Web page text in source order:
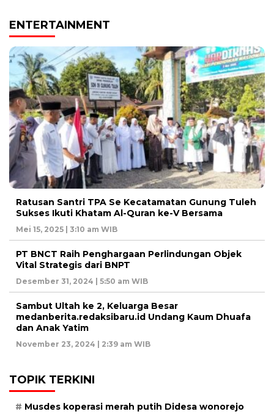
ENTERTAINMENT
Ratusan Santri TPA Se Kecatamatan Gunung Tuleh
Sukses Ikuti Khatam Al-Quran ke-V Bersama
Mei 15, 2025 | 3:10 am WIB
PT BNCT Raih Penghargaan Perlindungan Objek
Vital Strategis dari BNPT
Desember 31, 2024 | 5:50 am WIB
Sambut Ultah ke 2, Keluarga Besar
medanberita.redaksibaru.id Undang Kaum Dhuafa
dan Anak Yatim
November 23, 2024 | 2:39 am WIB
TOPIK TERKINI
Musdes koperasi merah putih Didesa wonorejo